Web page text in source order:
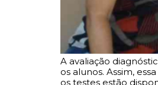
A avaliação
os alunos. Assim,
os testes estão